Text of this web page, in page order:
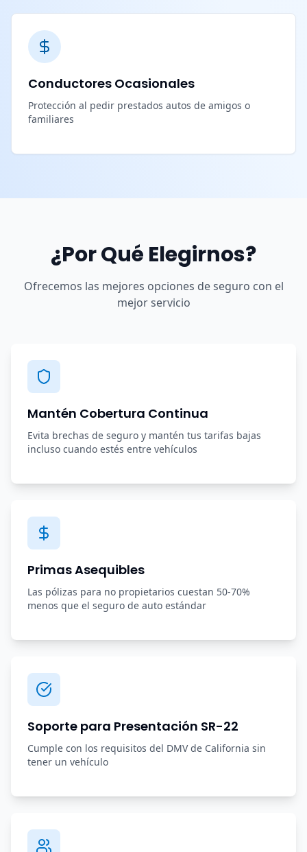
Conductores Ocasionales
Protección al pedir prestados autos de amigos o
familiares
¿Por Qué Elegirnos?
Ofrecemos las mejores opciones de seguro con el
mejor servicio
Mantén Cobertura Continua
Evita brechas de seguro y mantén tus tarifas bajas
incluso cuando estés entre vehículos
Primas Asequibles
Las pólizas para no propietarios cuestan 50-70%
menos que el seguro de auto estándar
Soporte para Presentación SR-22
Cumple con los requisitos del DMV de California sin
tener un vehículo